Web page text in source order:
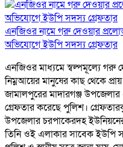
এনজিওর নামে গরু দেওয়ার
অভিযোগে ইউপি সদস্য গ্রেফতার
এনজিওর মাধ্যমে স্বল্পমূল্যে গরু
নিম্নআয়ের মানুষের কাছ থেকে
জামালপুরের মাদারগঞ্জ
গ্রেফতার করেছে পুলিশ।
উপজেলার চরপাকেরদহ
তিনি ওই এলাকার সাবেক ইউপি